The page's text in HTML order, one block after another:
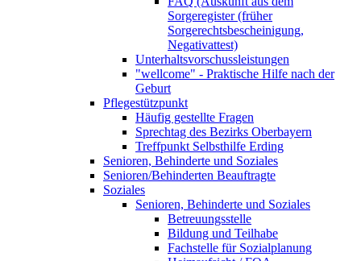
Sorgeregister (früher
Sorgerechtsbescheinigung,
Negativattest)
Unterhaltsvorschussleistungen
"wellcome" - Praktische Hilfe nach der
Geburt
Pflegestützpunkt
Häufig gestellte Fragen
Sprechtag des Bezirks Oberbayern
Treffpunkt Selbsthilfe Erding
Senioren, Behinderte und Soziales
Senioren/Behinderten Beauftragte
Soziales
Senioren, Behinderte und Soziales
Betreuungsstelle
Bildung und Teilhabe
Fachstelle für Sozialplanung